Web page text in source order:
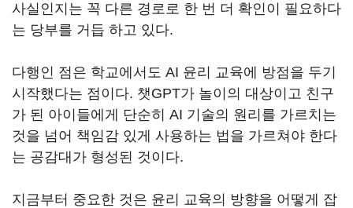
사실인지는 꼭 다른 경로로 한 번 더 확인이 필요하다
는 당부를 거듭 하고 있다.
다행인 점은 학교에서도 AI 윤리 교육에 방점을 두기
시작했다는 점이다. 챗GPT가 놀이의 대상이고 친구
가 된 아이들에게 단순히 AI 기술의 원리를 가르치는
것을 넘어 책임감 있게 사용하는 법을 가르쳐야 한다
는 공감대가 형성된 것이다.
지금부터 중요한 것은 윤리 교육의 방향을 어떻게 잡